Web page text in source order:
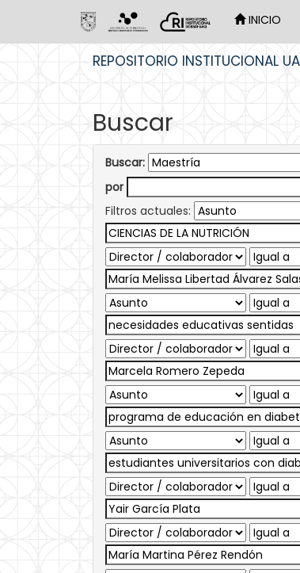
INICIO
REPOSITORIO INSTITUCIONAL
Buscar
Buscar:
por
Filtros actuales: